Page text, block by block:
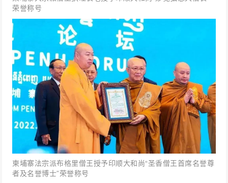
荣誉称号
柬埔寨法宗派布格里僧王授予印顺大和尚“圣香僧王首席名誉尊
者及名誉博士”荣誉称号